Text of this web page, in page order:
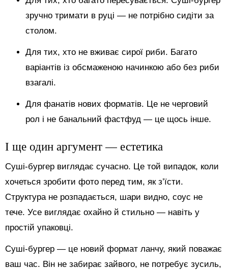
зручно тримати в руці — не потрібно сидіти за
столом.
Для тих, хто не вживає сирої риби. Багато
варіантів із обсмаженою начинкою або без риби
взагалі.
Для фанатів нових форматів. Це не черговий
рол і не банальний фастфуд — це щось інше.
І ще один аргумент — естетика
Суші-бургер виглядає сучасно. Це той випадок, коли
хочеться зробити фото перед тим, як з’їсти.
Структура не розпадається, шари видно, соус не
тече. Усе виглядає охайно й стильно — навіть у
простій упаковці.
Суші-бургер — це новий формат ланчу, який поважає
ваш час. Він не забирає зайвого, не потребує зусиль,